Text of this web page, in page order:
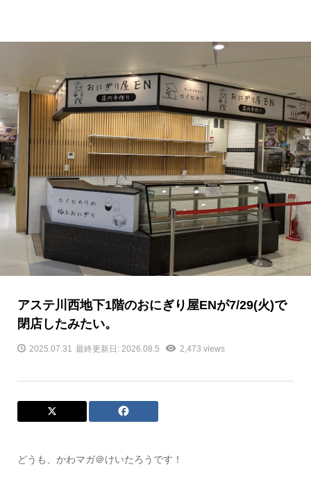
アステ川西地下1階のおにぎり屋ENが7/29(火)で
閉店したみたい。
2025.07.31 最終更新日: 2026.08.5 2,473 views
どうも、かわマガ＠けいたろうです！